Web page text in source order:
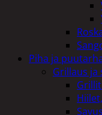
Piha ja
Grillaus ja